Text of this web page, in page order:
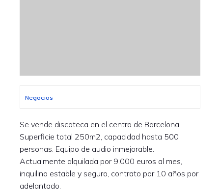
Negocios
Se vende discoteca en el centro de Barcelona.
Superficie total 250m2, capacidad hasta 500
personas. Equipo de audio inmejorable.
Actualmente alquilada por 9.000 euros al mes,
inquilino estable y seguro, contrato por 10 años por
adelantado.